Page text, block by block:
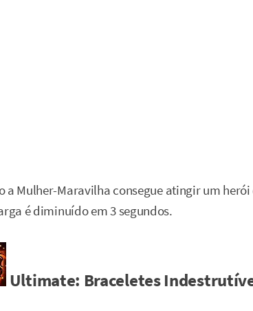
a Mulher-Maravilha consegue atingir um
é diminuído em 3 segundos.
Ultimate: Braceletes